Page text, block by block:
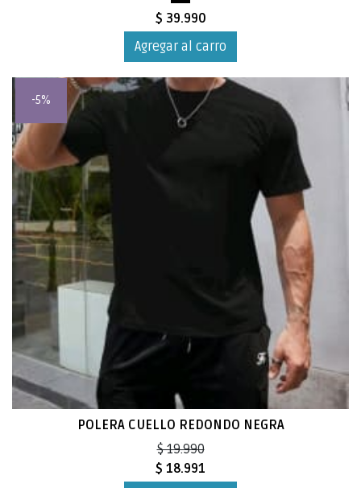
$ 39.990
Agregar al carro
-5%
POLERA CUELLO REDONDO NEGRA
$ 19.990
$ 18.991